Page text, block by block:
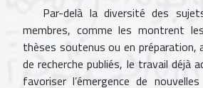
Par-delà la diversité des
membres, comme les montrent
thèses soutenus ou en préparation,
de recherche publiés, le travail déjà
favoriser l’émergence de